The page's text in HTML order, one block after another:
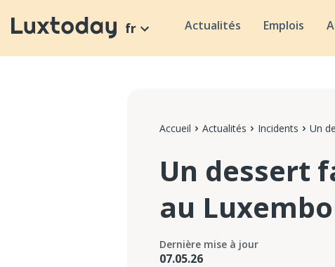
fr Actualités Emplois
Accueil Actualités Incidents Un
Un dessert
au
Dernière mise à jour
07.05.26